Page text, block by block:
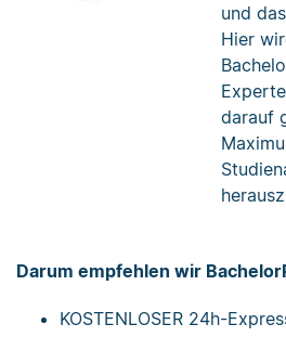
und
Hier
darauf
Darum empfehlen wir
KOSTENLOSER 24h-